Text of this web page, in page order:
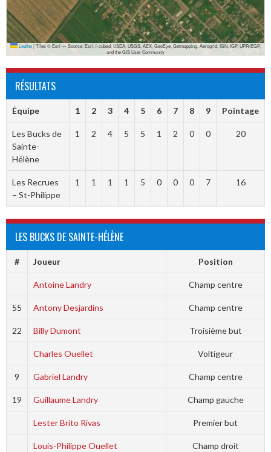
Leaflet|Tiles © Esri — Source: Esri, i-cubed, USDA, USGS, AEX, GeoEye, Getmapping, Aerogrid, IGN, IGP, UPR-EGP,
and the GIS User Community
RÉSULTATS
Équipe 1 2 3 4 5 6 7 8 9 Pointage
Les Bucks de
Sainte-
Hélène
1 2 4 5 5 1 2 0 0 20
Les Recrues
– St-Philippe
1 1 1 1 5 0 0 0 7 16
LES BUCKS DE SAINTE-HÉLÈNE
# Joueur Position
Antoine Landry Champ centre
55 Antony Desjardins Champ centre
22 Billy Dumont Troisième but
Charles Ouellet Voltigeur
9 Gabriel Landry Champ centre
19 Guillaume Landry Champ gauche
Lester Brito Rivas Premier but
Louis-Philippe Ouellet Champ droit